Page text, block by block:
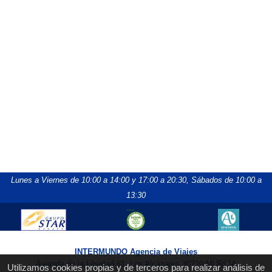
Utilizamos cookies propias y de terceros para realizar análisis de
Lunes a Viernes de 10:00 a 14:00 y 17:00 a 20:30, Sábados de 10:00 a
13:30
INTERMUNDO Agencia de Viajes
Avenida de la Libertad 81, Los Alcázares 30710 MURCIA